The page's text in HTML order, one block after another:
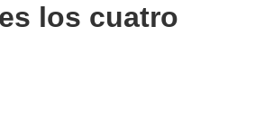
los cuatro